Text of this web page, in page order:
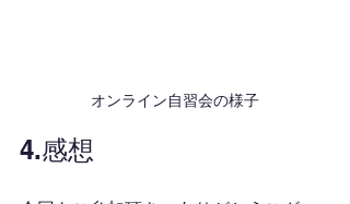
オンライン自習会の様子
4.感想